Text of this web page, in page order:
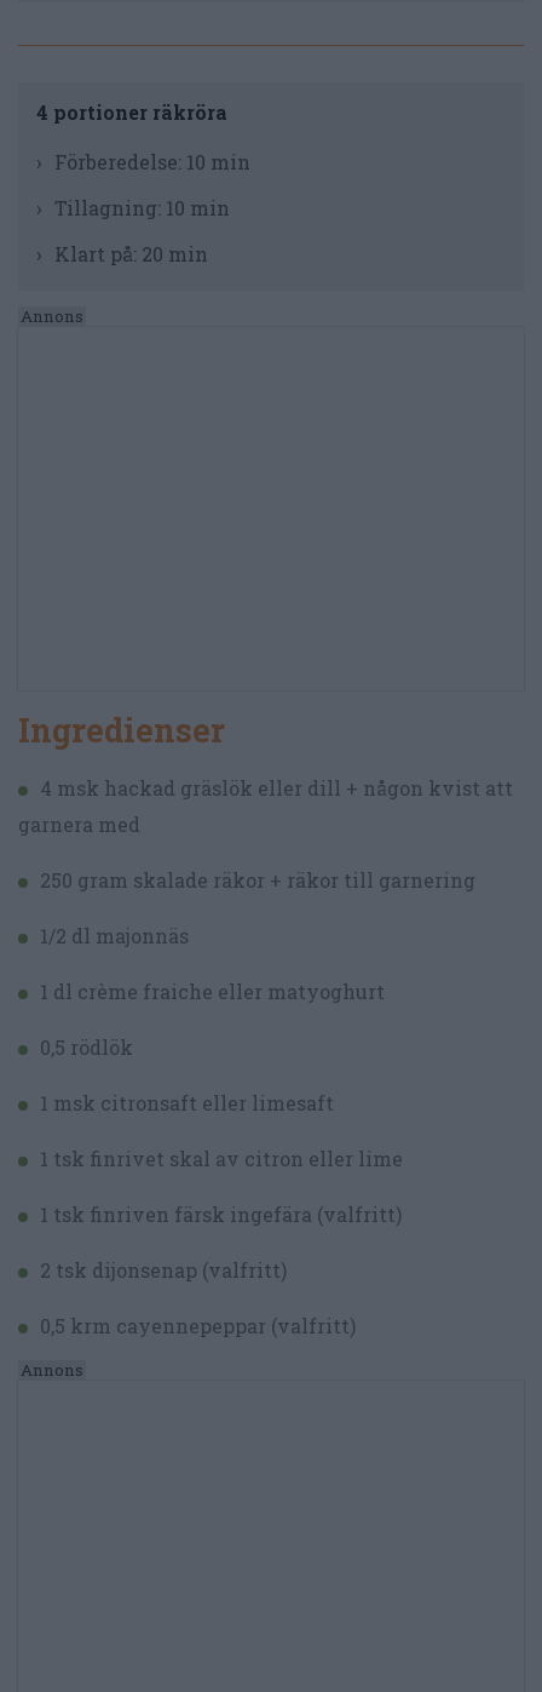
4 portioner räkröra
Förberedelse: 10 min
Tillagning: 10 min
Klart på: 20 min
Ingredienser
4 msk hackad gräslök eller dill + någon kvist att
garnera med
250 gram skalade räkor + räkor till garnering
1/2 dl majonnäs
1 dl crème fraiche eller matyoghurt
0,5 rödlök
1 msk citronsaft eller limesaft
1 tsk finrivet skal av citron eller lime
1 tsk finriven färsk ingefära (valfritt)
2 tsk dijonsenap (valfritt)
0,5 krm cayennepeppar (valfritt)